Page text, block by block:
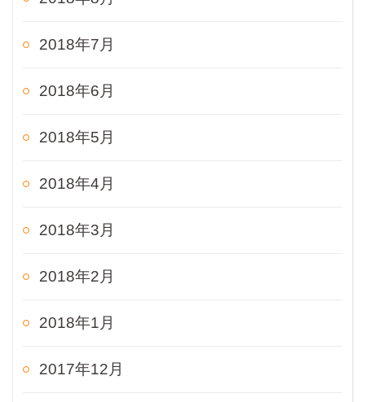
2018年7月
2018年6月
2018年5月
2018年4月
2018年3月
2018年2月
2018年1月
2017年12月